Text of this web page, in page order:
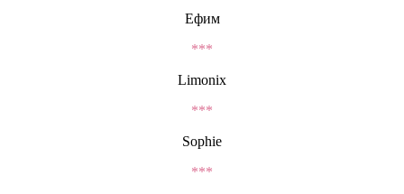
Ефим
***
Limonix
***
Sophie
***